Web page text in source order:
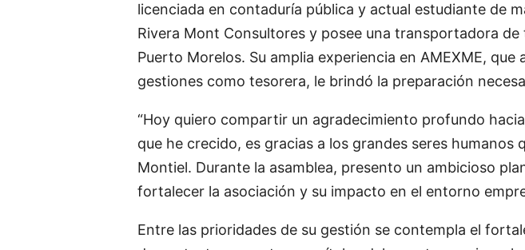
licenciada en contaduría pública y actual estudiante de
Rivera Mont Consultores y posee una transportadora
Puerto Morelos. Su amplia experiencia en AMEXME,
gestiones como tesorera, le brindó la preparación
“Hoy quiero compartir un agradecimiento profundo
que he crecido, es gracias a los grandes seres
Montiel. Durante la asamblea, presento un ambicioso
fortalecer la asociación y su impacto en el entorno
Entre las prioridades de su gestión se contempla el